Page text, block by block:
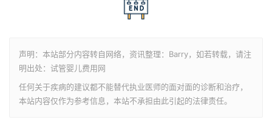
声明：本站部分内容转自网络，资讯整理：Barry，如若转载，请注
明出处：试管婴儿费用网
任何关于疾病的建议都不能替代执业医师的面对面的诊断和治疗，
本站内容仅作为参考信息，本站不承担由此引起的法律责任。